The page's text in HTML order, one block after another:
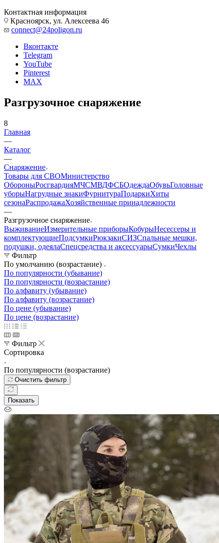
Контактная информация
Красноярск, ул. Алексеева 46
connect@24poligon.ru
Вконтакте
Telegram
YouTube
Pinterest
MAX
Разгрузочное снаряжение
8
Главная
—
Каталог
—
Снаряжение
Товары для СВОМинистерство
ОбороныРосгвардияМЧСМВДФСБОдеждаОбувьГоловные
уборыНагрудные знакиФурнитураПодаркиХиты
сезонаРаспродажаХозяйственные принадлежности
—
Разгрузочное снаряжение
ВыживаниеИзмерительные приборыКобурыНесессеры и
комплектующиеПодсумкиРюкзакиСИЗСпальные мешки,
подушки, одеялаСпецсредства и аксессуарыСумкиЧехлы
Фильтр
По умолчанию (возрастание)
По популярности (убывание)
По популярности (возрастание)
По алфавиту (убывание)
По алфавиту (возрастание)
По цене (убывание)
По цене (возрастание)
Фильтр
Сортировка
По популярности (возрастание)
Очистить фильтр
Показать